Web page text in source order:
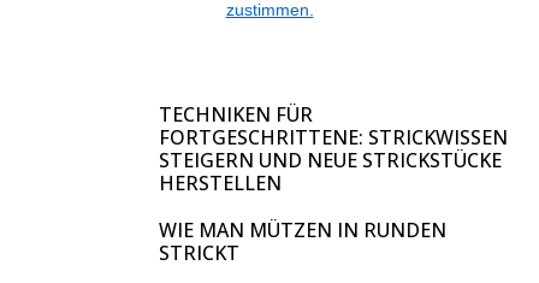
zustimmen.
TECHNIKEN FÜR
FORTGESCHRITTENE: STRICKWISSEN
STEIGERN UND NEUE STRICKSTÜCKE
HERSTELLEN
WIE MAN MÜTZEN IN RUNDEN
STRICKT